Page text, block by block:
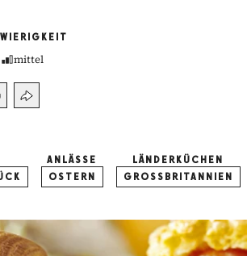
mittel
ANLÄSSE
OSTERN
LÄNDERKÜCHEN
GROSSBRITANNIEN